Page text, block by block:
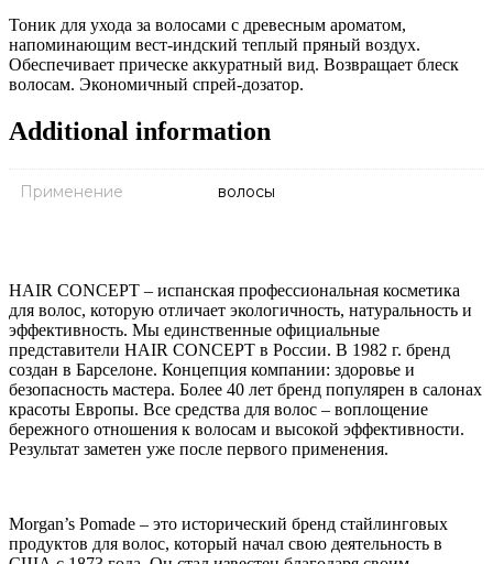
Тоник для ухода за волосами с древесным ароматом,
напоминающим вест-индский теплый пряный воздух.
Обеспечивает прическе аккуратный вид. Возвращает блеск
волосам. Экономичный спрей-дозатор.
Additional information
Применение волосы
HAIR CONCEPT – испанская профессиональная косметика
для волос, которую отличает экологичность, натуральность и
эффективность. Мы единственные официальные
представители HAIR CONCEPT в России. В 1982 г. бренд
создан в Барселоне. Концепция компании: здоровье и
безопасность мастера. Более 40 лет бренд популярен в салонах
красоты Европы. Все средства для волос – воплощение
бережного отношения к волосам и высокой эффективности.
Результат заметен уже после первого применения.
Morgan’s Pomade – это исторический бренд стайлинговых
продуктов для волос, который начал свою деятельность в